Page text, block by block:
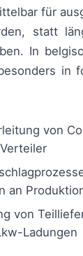
für
statt
In
in
von
an
von
Ladungen